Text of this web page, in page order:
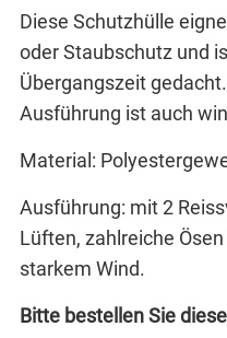
Diese Schutzhülle
oder Staubschutz und
Übergangszeit
Ausführung ist auch
Material:
Ausführung: mit 2
Lüften, zahlreiche
starkem Wind.
Bitte bestellen Sie